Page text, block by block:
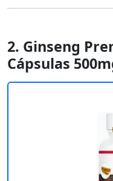
2. Ginseng
Cápsulas